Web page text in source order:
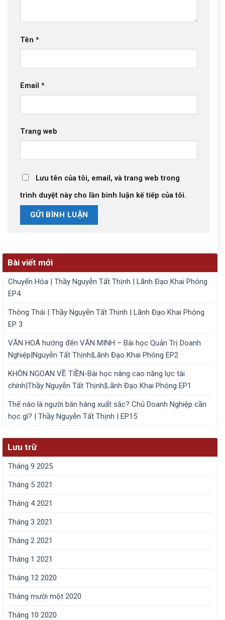
Tên *
Email *
Trang web
Lưu tên của tôi, email, và trang web trong
trình duyệt này cho lần bình luận kế tiếp của tôi.
Bài viết mới
Chuyển Hóa | Thầy Nguyễn Tất Thịnh | Lãnh Đạo Khai Phóng
EP4
Thông Thái | Thầy Nguyễn Tất Thịnh | Lãnh Đạo Khai Phóng
EP 3
VĂN HOÁ hướng đến VĂN MINH – Bài học Quản Trị Doanh
Nghiệp|Nguyễn Tất Thịnh|Lãnh Đạo Khai Phóng EP2
KHÔN NGOAN VỀ TIỀN-Bài học nâng cao năng lực tài
chính|Thầy Nguyễn Tất Thịnh|Lãnh Đạo Khai Phóng EP1
Thế nào là người bán hàng xuất sắc? Chủ Doanh Nghiệp cần
học gì? | Thầy Nguyễn Tất Thịnh | EP15
Lưu trữ
Tháng 9 2025
Tháng 5 2021
Tháng 4 2021
Tháng 3 2021
Tháng 2 2021
Tháng 1 2021
Tháng 12 2020
Tháng mười một 2020
Tháng 10 2020